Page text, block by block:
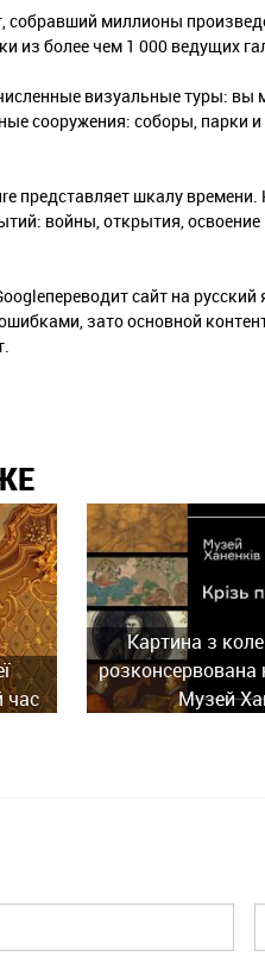
собравший миллионы
из более чем 1 000 ведущих
визуальные туры: вы
сооружения: соборы,
представляет шкалу
войны, открытия,
сайт на
зато основной
час
Картина з
розконсервована
Музей